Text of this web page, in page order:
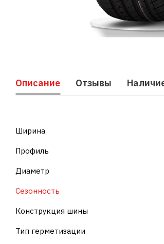
Описание Отзывы
Ширина
Профиль
Диаметр
Сезонность
Конструкция шины
Тип герметизации